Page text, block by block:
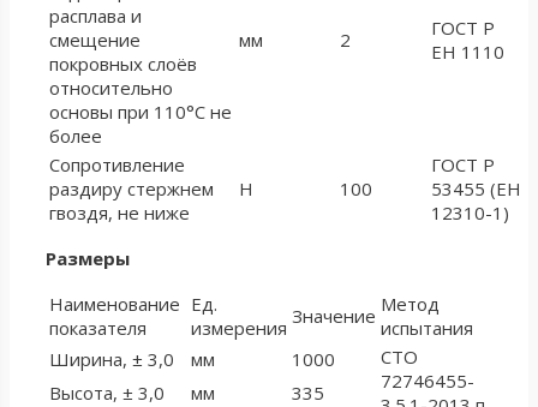
расплава и
смещение
покровных слоёв
относительно
основы при 110°С не
более
мм 2
ГОСТ Р
ЕН 1110
Сопротивление
раздиру стержнем
гвоздя, не ниже
Н 100
ГОСТ Р
53455 (ЕН
12310-1)
Размеры
Наименование
показателя
Ед.
измерения Значение Метод
испытания
Ширина, ± 3,0
мм 1000
СТО
72746455-
Высота, ± 3,0 мм
335